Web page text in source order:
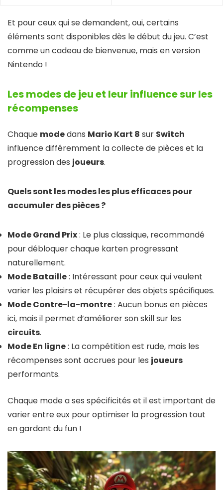
Et pour ceux qui se demandent, oui, certains
éléments sont disponibles dès le début du jeu. C’est
comme un cadeau de bienvenue, mais en version
Nintendo !
Les modes de jeu et leur influence sur les
récompenses
Chaque modedans Mario Kart 8 sur Switch
influence différemment la collecte de pièces et la
progression des joueurs.
Quels sont les modes les plus efficaces pour
accumuler des pièces ?
Mode Grand Prix: Le plus classique, recommandé
pour débloquer chaque karten progressant
naturellement.
Mode Bataille: Intéressant pour ceux qui veulent
varier les plaisirs et récupérer des objets spécifiques.
Mode Contre-la-montre: Aucun bonus en pièces
ici, mais il permet d’améliorer son skill sur les
circuits.
Mode En ligne: La compétition est rude, mais les
récompenses sont accrues pour les joueurs
performants.
Chaque mode a ses spécificités et il est important de
varier entre eux pour optimiser la progression tout
en gardant du fun !